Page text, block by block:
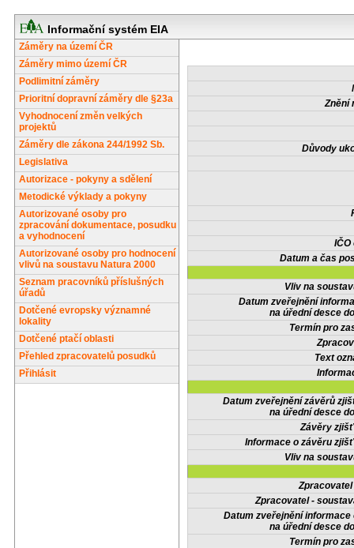
Informační systém EIA
Záměry na území ČR
Záměry mimo území ČR
Podlimitní záměry
Prioritní dopravní záměry dle §23a
Vyhodnocení změn velkých
projektů
Záměry dle zákona 244/1992 Sb.
Legislativa
Autorizace - pokyny a sdělení
Metodické výklady a pokyny
Autorizované osoby pro
zpracování dokumentace, posudku
a vyhodnocení
Autorizované osoby pro hodnocení
vlivů na soustavu Natura 2000
Seznam pracovníků příslušných
úřadů
Dotčené evropsky významné
lokality
Dotčené ptačí oblasti
Přehled zpracovatelů posudků
Přihlásit
Znění
Důvody
IČO
Datum a čas
Vliv na
Datum zveřejnění
na úřední desce
Termín pro
Text
Datum zveřejnění závěrů
na úřední desce
Závěry
Informace o závěru
Vliv na
Zpracovatel -
Datum zveřejnění informace
na úřední desce
Termín pro